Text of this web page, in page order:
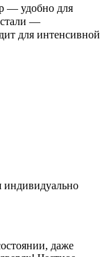
— удобно для
—
для интенсивной
даже